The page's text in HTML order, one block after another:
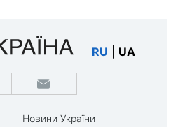
RU UA
Новини України